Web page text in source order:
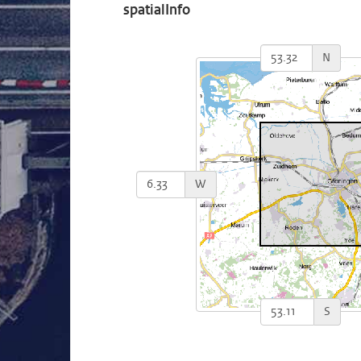
spatialInfo
N
S
W